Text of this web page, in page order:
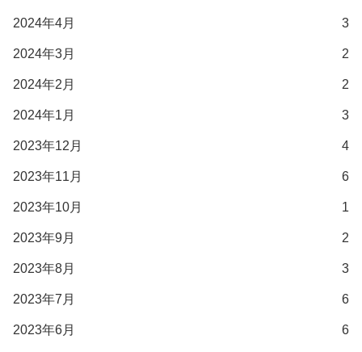
2024年4月 3
2024年3月 2
2024年2月 2
2024年1月 3
2023年12月 4
2023年11月 6
2023年10月 1
2023年9月 2
2023年8月 3
2023年7月 6
2023年6月 6